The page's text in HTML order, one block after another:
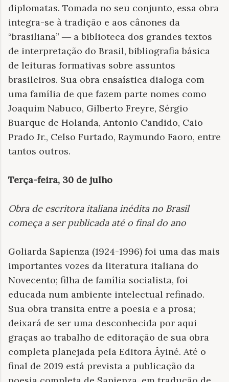
diplomatas. Tomada no seu conjunto, essa obra
integra-se à tradição e aos cânones da
“brasiliana” ― a biblioteca dos grandes textos
de interpretação do Brasil, bibliografia básica
de leituras formativas sobre assuntos
brasileiros. Sua obra ensaística dialoga com
uma família de que fazem parte nomes como
Joaquim Nabuco, Gilberto Freyre, Sérgio
Buarque de Holanda, Antonio Candido, Caio
Prado Jr., Celso Furtado, Raymundo Faoro, entre
tantos outros.
Terça-feira, 30 de julho
Obra de escritora italiana inédita no Brasil
começa a ser publicada até o final do ano
Goliarda Sapienza (1924-1996) foi uma das mais
importantes vozes da literatura italiana do
Novecento; filha de família socialista, foi
educada num ambiente intelectual refinado.
Sua obra transita entre a poesia e a prosa;
deixará de ser uma desconhecida por aqui
graças ao trabalho de editoração de sua obra
completa planejada pela Editora Âyiné. Até o
final de 2019 está prevista a publicação da